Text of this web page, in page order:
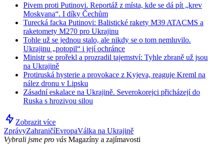
Pivem proti Putinovi. Reportáž z místa, kde se dá pít „krev
Moskvana“. I díky Čechům
Turecká facka Putinovi: Balistické rakety M39 ATACMS a
raketomety M270 pro Ukrajinu
Tohle už se jednou stalo, ale nikdy se o tom nemluvilo.
Ukrajinu „potopil“ i její ochránce
Ministr se prořekl a prozradil tajemství: Tyhle zbraně už jsou
na Ukrajině
Protiruská hysterie a provokace z Kyjeva, reaguje Kreml na
nález dronu v Lipsku
Zásadní eskalace na Ukrajině. Severokorejci přicházejí do
Ruska s hrozivou silou
Zobrazit více
ZprávyZahraničíEvropaVálka na Ukrajině
Vybrali jsme pro vás Magazíny a zajímavosti